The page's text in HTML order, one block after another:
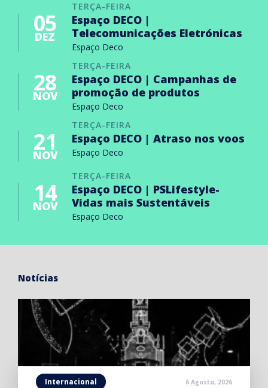
TERÇA-FEIRA
05
DEZ
Espaço DECO |
Telecomunicações Eletrónicas
Espaço Deco
TERÇA-FEIRA
28
NOV
Espaço DECO | Campanhas de
promoção de produtos
Espaço Deco
TERÇA-FEIRA
21
NOV
Espaço DECO | Atraso nos voos
Espaço Deco
TERÇA-FEIRA
14
NOV
Espaço DECO | PSLifestyle-
Vidas mais Sustentáveis
Espaço Deco
Notícias
Internacional 6 Agosto, 2026